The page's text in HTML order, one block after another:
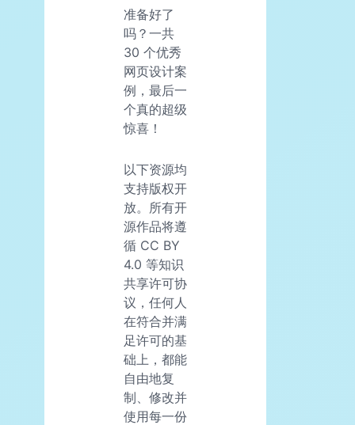
准备好了
吗？一共
30 个优秀
网页设计案
例，最后一
个真的超级
惊喜！
以下资源均
支持版权开
放。所有开
源作品将遵
循 CC BY
4.0 等知识
共享许可协
议，任何人
在符合并满
足许可的基
础上，都能
自由地复
制、修改并
使用每一份